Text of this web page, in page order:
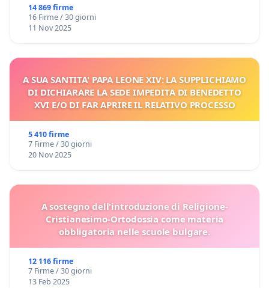
14 869 firme
16 Firme / 30 giorni
11 Nov 2025
A SUA SANTITA' PAPA LEONE XIV: LA SUPPLICHIAMO
DI DICHIARARE LA SEDE IMPEDITA DI BENEDETTO
XVI E/O DI FAR APRIRE IL RELATIVO PROCESSO
5 410 firme
7 Firme / 30 giorni
20 Nov 2025
A sostegno dell'introduzione di Religione-
Cristianesimo-Ortodossia come materia
obbligatoria nelle scuole bulgare.
12 116 firme
7 Firme / 30 giorni
13 Feb 2025